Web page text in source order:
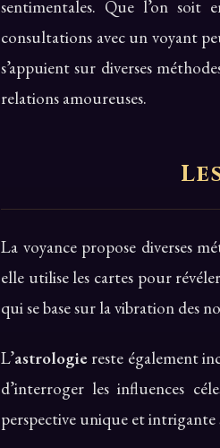
sentimentales. Que l’on soit
consultations avec un voyant
s’appuient sur diverses
relations amoureuses.
La voyance propose diverses
elle utilise les cartes pour
qui se base sur la vibration des
L’astrologie reste également
d’interroger les influences
perspective unique et intrigante